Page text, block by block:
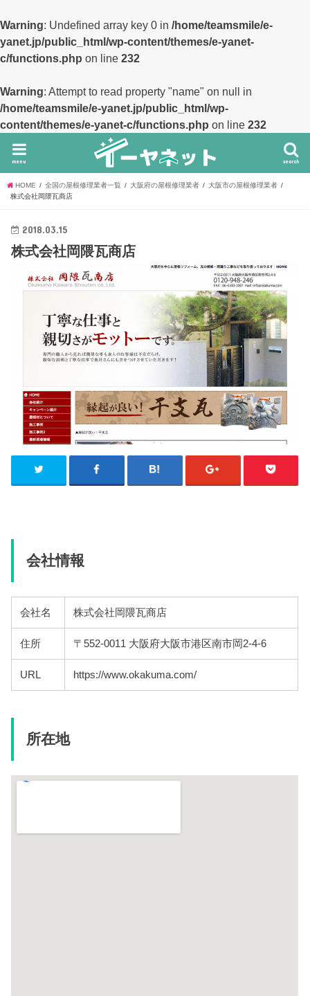
Warning: Undefined array key 0 in /home/teamsmile/e-
yanet.jp/public_html/wp-content/themes/e-yanet-
c/functions.php on line 232
Warning: Attempt to read property "name" on null in
/home/teamsmile/e-yanet.jp/public_html/wp-
content/themes/e-yanet-c/functions.php on line 232
search
menu
HOME 全国の屋根修理業者一覧 大阪府の屋根修理業者
大阪市の屋根修理業者
株式会社岡隈瓦商店
2018.03.15
株式会社岡隈瓦商店
会社情報
会社名 株式会社岡隈瓦商店
住所 〒552-0011 大阪府大阪市港区南市岡2-4-6
URL https://www.okakuma.com/
所在地